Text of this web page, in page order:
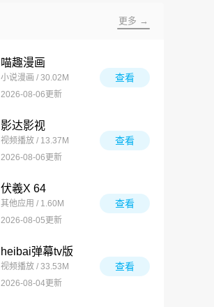
更多 →
喵趣漫画
小说漫画 / 30.02M
2026-08-06更新
查看
影达影视
视频播放 / 13.37M
2026-08-06更新
查看
伏羲X 64
其他应用 / 1.60M
2026-08-05更新
查看
heibai弹幕tv版
视频播放 / 33.53M
2026-08-04更新
查看